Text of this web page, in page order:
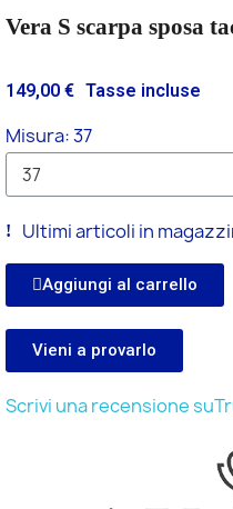
Vera S scarpa sposa
149,00 € Tasse incluse
Misura 37
Ultimi articoli in
Aggiungi al carrello
Vieni a provarlo
Scrivi una recensione